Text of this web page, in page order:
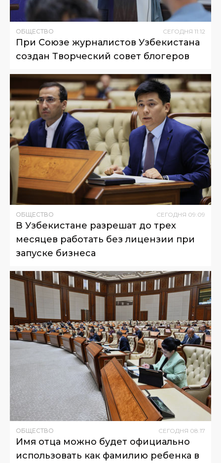
ОБЩЕСТВО СЕГОДНЯ 11:12
При Союзе журналистов Узбекистана
создан Творческий совет блогеров
ОБЩЕСТВО СЕГОДНЯ 09:09
В Узбекистане разрешат до трех
месяцев работать без лицензии при
запуске бизнеса
ОБЩЕСТВО СЕГОДНЯ 08:17
Имя отца можно будет официально
использовать как фамилию ребенка в